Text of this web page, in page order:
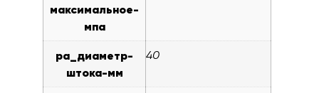
максимальное-
мпа
pa_диаметр-
штока-мм
40